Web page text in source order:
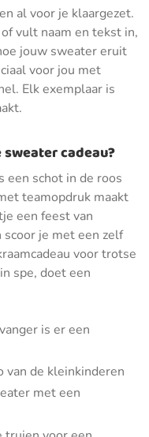
al voor je klaargezet.
vult naam en tekst in,
jouw sweater eruit
voor jou met
Elk exemplaar is
cadeau?
een schot in de roos
teamopdruk maakt
een feest van
je met een zelf
voor trotse
spe, doet een
is er een
van de kleinkinderen
met een